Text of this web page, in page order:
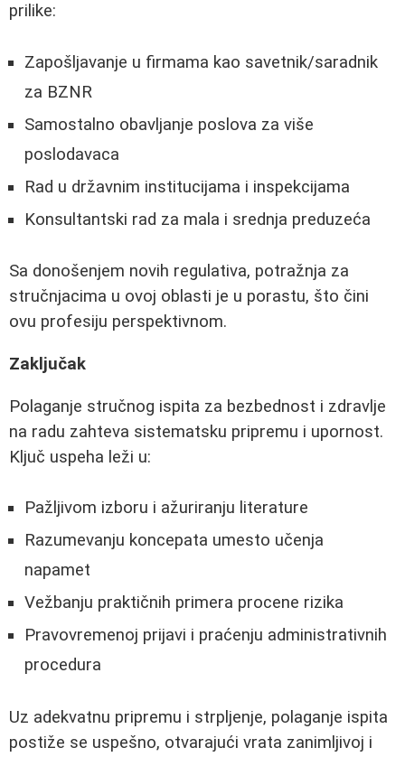
prilike:
Zapošljavanje u firmama kao savetnik/saradnik
za BZNR
Samostalno obavljanje poslova za više
poslodavaca
Rad u državnim institucijama i inspekcijama
Konsultantski rad za mala i srednja preduzeća
Sa donošenjem novih regulativa, potražnja za
stručnjacima u ovoj oblasti je u porastu, što čini
ovu profesiju perspektivnom.
Zaključak
Polaganje stručnog ispita za bezbednost i zdravlje
na radu zahteva sistematsku pripremu i upornost.
Ključ uspeha leži u:
Pažljivom izboru i ažuriranju literature
Razumevanju koncepata umesto učenja
napamet
Vežbanju praktičnih primera procene rizika
Pravovremenoj prijavi i praćenju administrativnih
procedura
Uz adekvatnu pripremu i strpljenje, polaganje ispita
postiže se uspešno, otvarajući vrata zanimljivoj i